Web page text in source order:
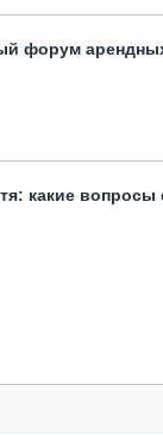
форум
какие